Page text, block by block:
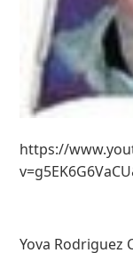
https://
Yova Rodriguez